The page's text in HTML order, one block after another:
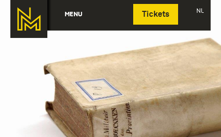
MENU Tickets NL
Deutsch